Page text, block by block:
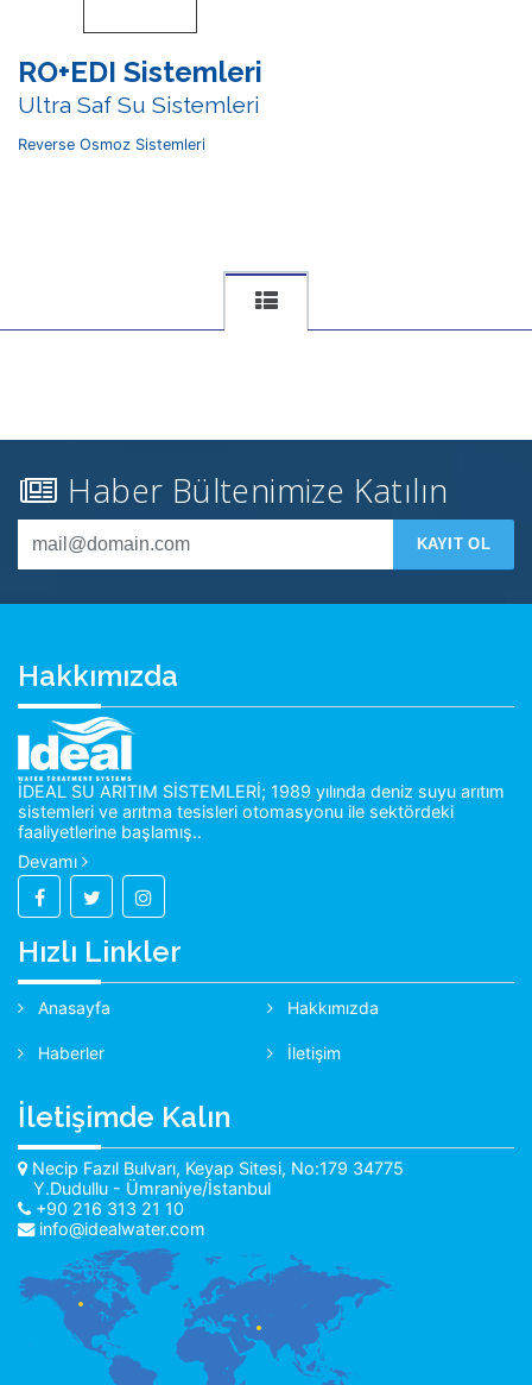
RO+EDI Sistemleri
Ultra Saf Su Sistemleri
Reverse Osmoz Sistemleri
Haber Bültenimize Katılın
KAYIT OL
Hakkımızda
İDEAL SU ARITIM SİSTEMLERİ; 1989 yılında deniz suyu arıtım
sistemleri ve arıtma tesisleri otomasyonu ile sektördeki
faaliyetlerine başlamış..
Devamı
Hızlı Linkler
Anasayfa Hakkımızda
Haberler İletişim
İletişimde Kalın
Necip Fazıl Bulvarı, Keyap Sitesi, No:179 34775
Y.Dudullu - Ümraniye/İstanbul
+90 216 313 21 10
info@idealwater.com